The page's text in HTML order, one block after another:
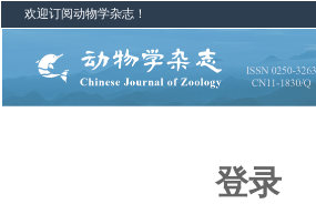
欢迎订阅动物学杂志！
登录